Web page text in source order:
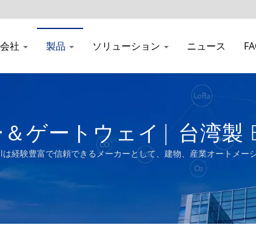
会社 製品 ソリューション ニュース
ゲートウェイ| 台湾製
ミッター製造業者|
経験豊富で信頼できるメーカーとして、建物、産業オートメー